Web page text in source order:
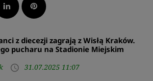
LinkedInPinterest
z diecezji zagrają z Wisłą Kraków.
pucharu na Stadionie Miejskim
access_time 31.07.2025 11:07